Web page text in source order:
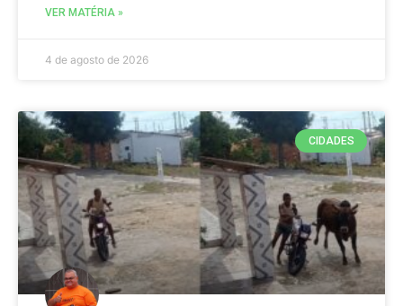
VER MATÉRIA »
4 de agosto de 2026
CIDADES